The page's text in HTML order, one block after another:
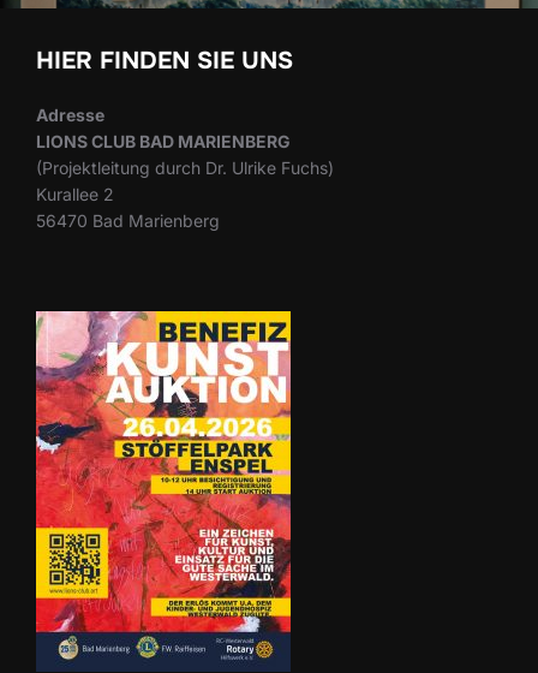
HIER FINDEN SIE UNS
Adresse
LIONS CLUB BAD MARIENBERG
(Projektleitung durch Dr. Ulrike Fuchs)
Kurallee 2
56470 Bad Marienberg